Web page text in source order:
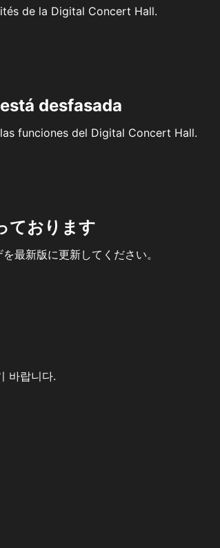
de la Digital Concert Hall.
desfasada
funciones del Digital Concert Hall.
ております
最新版に更新してください。
바랍니다.